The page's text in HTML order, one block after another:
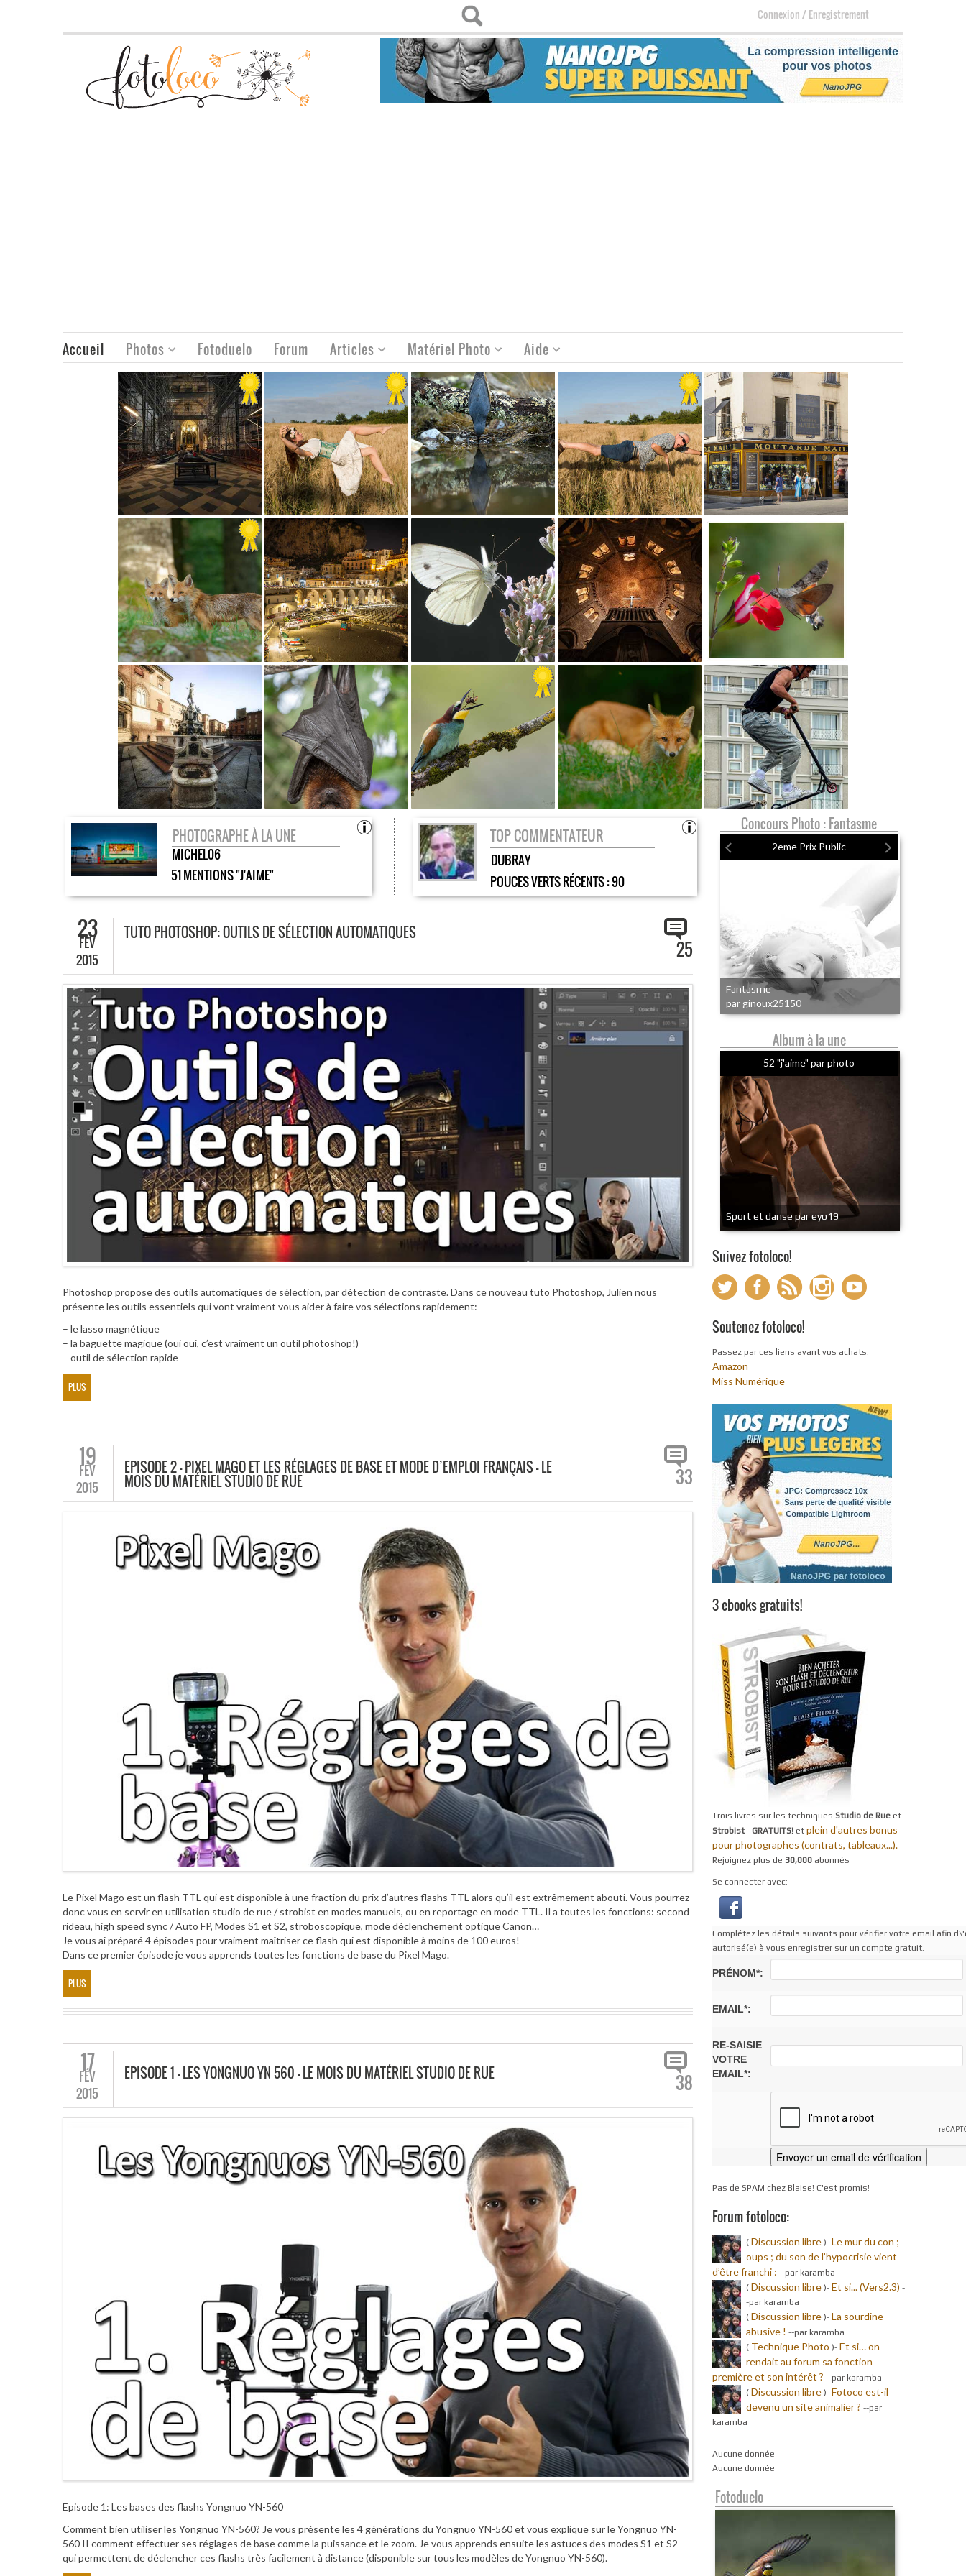
Connexion/Enregistrement
Accueil Photos Fotoduelo Forum Articles Matériel Photo Aide
PHOTOGRAPHE À LA UNE
MICHEL06
51 MENTIONS "J'AIME"
TOP COMMENTATEUR
DUBRAY
POUCES VERTS RÉCENTS :90
23
FÉV
2015
TUTO PHOTOSHOP: OUTILS DE SÉLECTION AUTOMATIQUES
25
Photoshop propose des outils automatiques de sélection, par détection de contraste. Dans ce nouveau tuto Photoshop, Julien nous
présente les outils essentiels qui vont vraiment vous aider à faire vos sélections rapidement:
– le lasso magnétique
– la baguette magique (oui oui, c’est vraiment un outil photoshop!)
– outil de sélection rapide
PLUS
19
FÉV
2015
EPISODE 2 – PIXEL MAGO ET LES RÉGLAGES DE BASE ET MODE D’EMPLOI FRANÇAIS – LE
MOIS DU MATÉRIEL STUDIO DE RUE 33
Le Pixel Mago est un flash TTL qui est disponible à une fraction du prix d’autres flashs TTL alors qu’il est extrêmement abouti. Vous pourrez
donc vous en servir en utilisation studio de rue / strobist en modes manuels, ou en reportage en mode TTL. Il a toutes les fonctions: second
rideau, high speed sync / Auto FP, Modes S1 et S2, stroboscopique, mode déclenchement optique Canon…
Je vous ai préparé 4 épisodes pour vraiment maîtriser ce flash qui est disponible à moins de 100 euros!
Dans ce premier épisode je vous apprends toutes les fonctions de base du Pixel Mago.
PLUS
17
FÉV
2015
EPISODE 1 – LES YONGNUO YN 560 – LE MOIS DU MATÉRIEL STUDIO DE RUE 38
Episode 1: Les bases des flashs Yongnuo YN-560
Comment bien utiliser les Yongnuo YN-560? Je vous présente les 4 générations du Yongnuo YN-560 et vous explique sur le Yongnuo YN-
560 II comment effectuer ses réglages de base comme la puissance et le zoom. Je vous apprends ensuite les astuces des modes S1 et S2
qui permettent de déclencher ces flashs très facilement à distance (disponible sur tous les modèles de Yongnuo YN-560).
Concours Photo : Fantasme
2eme Prix Public
Fantasme
par ginoux25150
Album à la une
52 "j'aime" par photo
Sport et danse par eyo19
Suivez fotoloco!
Soutenez fotoloco!
Passez par ces liens avant vos achats:
Amazon
Miss Numérique
3 ebooks gratuits!
Trois livres sur les techniques Studio de Rueet
Strobist- GRATUITS! et plein d'autres bonus
pour photographes (contrats, tableaux...).
Rejoignez plus de 30,000abonnés
Se connecter avec:
Complétez les détails suivants pour vérifier votre email afin
autorisé(e) à vous enregistrer sur un compte gratuit.
PRÉNOM*:
EMAIL*:
RE-SAISIE
VOTRE
EMAIL*:
Pas de SPAM chez Blaise! C'est promis!
Forum fotoloco:
( Discussion libre)- Le mur du con ;
oups ; du son de l’hypocrisie vient
d’être franchi : --par karamba
( Discussion libre)- Et si... (Vers2.3) -
-par karamba
( Discussion libre)- La sourdine
abusive ! --par karamba
( Technique Photo )- Et si… on
rendait au forum sa fonction
première et son intérêt ? --par karamba
( Discussion libre)- Fotoco est-il
devenu un site animalier ? --par
karamba
Aucune donnée
Aucune donnée
Fotoduelo